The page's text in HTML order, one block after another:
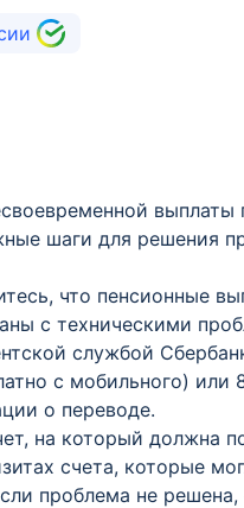
выплаты
шаги для решения
что пенсионные
с техническими
службой
с мобильного) или
о переводе.
на который должна
счета, которые
проблема не